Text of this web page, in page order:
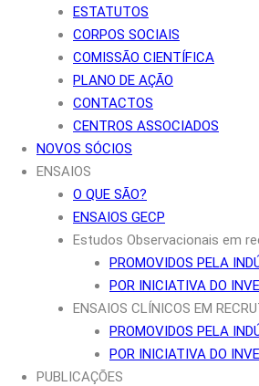
ESTATUTOS
CORPOS SOCIAIS
COMISSÃO CIENTÍFICA
PLANO DE AÇÃO
CONTACTOS
CENTROS ASSOCIADOS
NOVOS SÓCIOS
ENSAIOS
O QUE SÃO?
ENSAIOS GECP
Estudos Observacionais em
PROMOVIDOS PELA
POR INICIATIVA DO
ENSAIOS CLÍNICOS EM
PROMOVIDOS PELA
POR INICIATIVA DO
PUBLICAÇÕES